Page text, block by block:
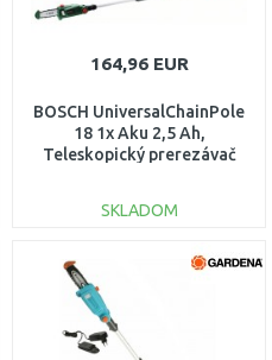
164,96 EUR
BOSCH UniversalChainPole
18 1x Aku 2,5 Ah,
Teleskopický prerezávač
SKLADOM
DO KOŠÍKA